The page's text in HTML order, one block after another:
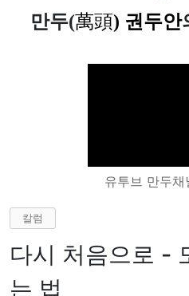
만두(萬頭) 권두안
유투브 만두채
칼럼
다시 처음으로 -
는 법